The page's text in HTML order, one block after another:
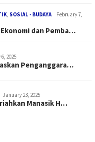
SOSIAL - BUDAYA
February 7,
dan Pemba…
2025
Penganggara…
January 23, 2025
Manasik H…